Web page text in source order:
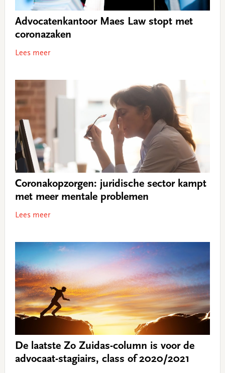
Advocatenkantoor Maes Law stopt met
coronazaken
Lees meer
Coronakopzorgen: juridische sector kampt
met meer mentale problemen
Lees meer
De laatste Zo Zuidas-column is voor de
advocaat-stagiairs, class of 2020/2021